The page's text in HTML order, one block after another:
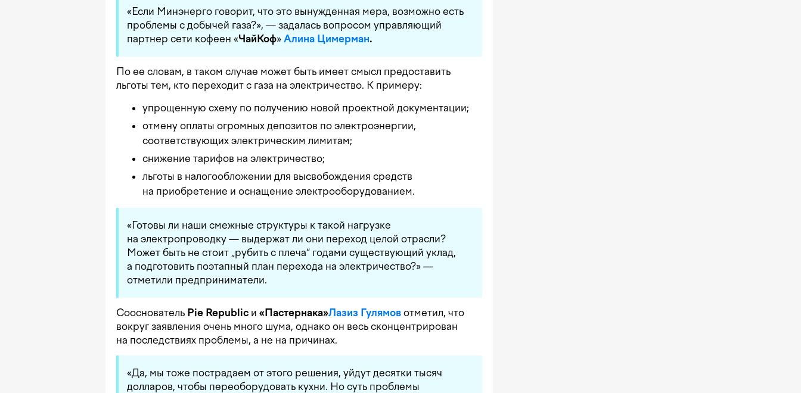
«Если Минэнерго говорит, что это вынужденная мера, возможно есть
проблемы с добычей газа?», — задалась вопросом управляющий
партнер сети кофеен «ЧайКоф» Алина Цимерман.
По ее словам, в таком случае может быть имеет смысл предоставить
льготы тем, кто переходит с газа на электричество. К примеру:
упрощенную схему по получению новой проектной документации;
отмену оплаты огромных депозитов по электроэнергии,
соответствующих электрическим лимитам;
снижение тарифов на электричество;
льготы в налогообложении для высвобождения средств
на приобретение и оснащение электрооборудованием.
«Готовы ли наши смежные структуры к такой нагрузке
на электропроводку — выдержат ли они переход целой отрасли?
Может быть не стоит „рубить с плеча“ годами существующий уклад,
а подготовить поэтапный план перехода на электричество?» —
отметили предприниматели.
Сооснователь Pie Republic и «Пастернака»Лазиз Гулямов отметил, что
вокруг заявления очень много шума, однако он весь сконцентрирован
на последствиях проблемы, а не на причинах.
«Да, мы тоже пострадаем от этого решения, уйдут десятки тысяч
долларов, чтобы переоборудовать кухни. Но суть проблемы